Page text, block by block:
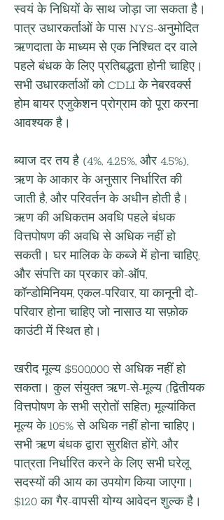
स्वयं के निधियों के साथ जोड़ा जा सकता है।
पात्र उधारकर्ताओं के पास NYS-अनुमोदित
ऋणदाता के माध्यम से एक निश्चित दर वाले
पहले बंधक के लिए प्रतिबद्धता होनी चाहिए।
सभी उधारकर्ताओं को CDLI के नेबरवर्क्स
होम बायर एजुकेशन प्रोग्राम को पूरा करना
आवश्यक है।
ब्याज दर तय है (4%, 4.25%, और 4.5%),
ऋण के आकार के अनुसार निर्धारित की
जाती है, और परिवर्तन के अधीन होती है।
ऋण की अधिकतम अवधि पहले बंधक
वित्तपोषण की अवधि से अधिक नहीं हो
सकती। घर मालिक के कब्जे में होना चाहिए,
और संपत्ति का प्रकार को-ऑप,
कॉन्डोमिनियम, एकल-परिवार, या कानूनी दो-
परिवार होना चाहिए जो नासाउ या सफ़ोक
काउंटी में स्थित हो।
खरीद मूल्य $500,000 से अधिक नहीं हो
सकता। कुल संयुक्त ऋण-से-मूल्य (द्वितीयक
वित्तपोषण के सभी स्रोतों सहित) मूल्यांकित
मूल्य के 105% से अधिक नहीं होना चाहिए।
सभी ऋण बंधक द्वारा सुरक्षित होंगे, और
पात्रता निर्धारित करने के लिए सभी घरेलू
सदस्यों की आय का उपयोग किया जाएगा।
$120 का गैर-वापसी योग्य आवेदन शुल्क है।